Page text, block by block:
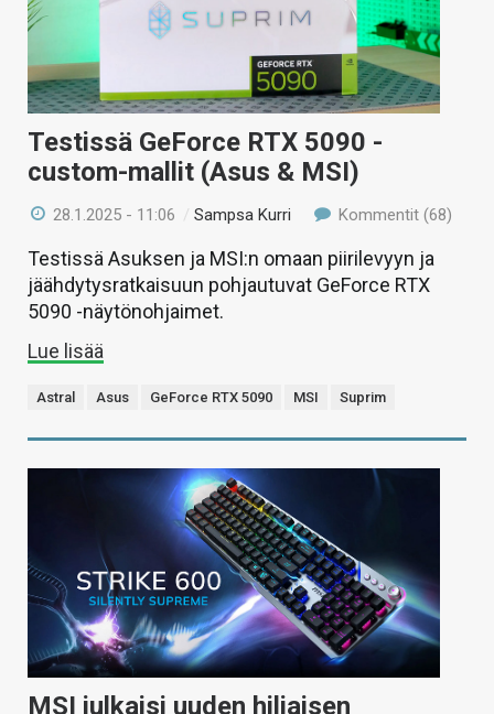
Testissä GeForce RTX 5090 -
custom-mallit (Asus & MSI)
28.1.2025 - 11:06 /Sampsa Kurri Kommentit (68)
Testissä Asuksen ja MSI:n omaan piirilevyyn ja
jäähdytysratkaisuun pohjautuvat GeForce RTX
5090 -näytönohjaimet.
Lue lisää
Astral Asus GeForce RTX 5090 MSI Suprim
MSI julkaisi uuden hiljaisen